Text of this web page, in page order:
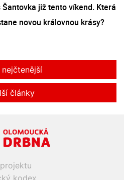
již tento víkend. Která
novou královnou krásy?
nejčtenější
články
kodex